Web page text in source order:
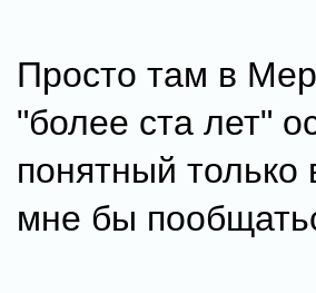
Просто там в
"более ста лет"
понятный
мне бы